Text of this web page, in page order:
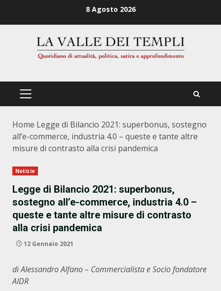
8 Agosto 2026
PRIMÄRES
Home Legge di Bilancio 2021: superbonus, sostegno
all’e-commerce, industria 4.0 – queste e tante altre
misure di contrasto alla crisi pandemica
Notizie
Legge di Bilancio 2021: superbonus,
sostegno all’e-commerce, industria 4.0 –
queste e tante altre misure di contrasto
alla crisi pandemica
12 Gennaio 2021
di Alessandro Alfano – Commercialista e Socio fondatore
AIDR